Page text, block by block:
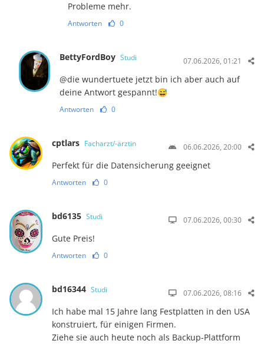
Probleme mehr.
Antworten 0
BettyFordBoy Studi 07.06.2026, 01:21
@die wundertuete jetzt bin ich aber auch auf
deine Antwort gespannt!😅
Antworten 0
cptlars Facharzt/-ärztin 06.06.2026, 20:00
Perfekt für die Datensicherung geeignet
Antworten 0
bd6135 Studi 07.06.2026, 00:30
Gute Preis!
Antworten 0
bd16344 Studi 07.06.2026, 08:16
Ich habe mal 15 Jahre lang Festplatten in den USA
konstruiert, für einigen Firmen.
Ziehe sie auch heute noch als Backup-Plattform